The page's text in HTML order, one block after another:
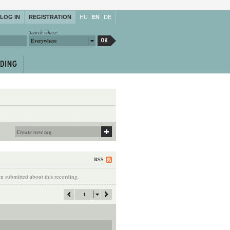
LOG IN REGISTRATION HU EN DE
Search where:
Everywhere
RSS
submitted about this recording.
1